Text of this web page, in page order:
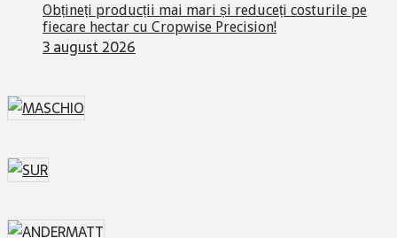
Obțineți producții mai mari și reduceți costurile pe
fiecare hectar cu Cropwise Precision!
3 august 2026